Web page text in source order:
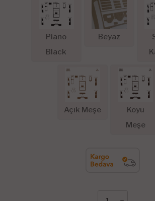
Piano
Black
Beyaz
Açık Meşe
Koyu
Meşe